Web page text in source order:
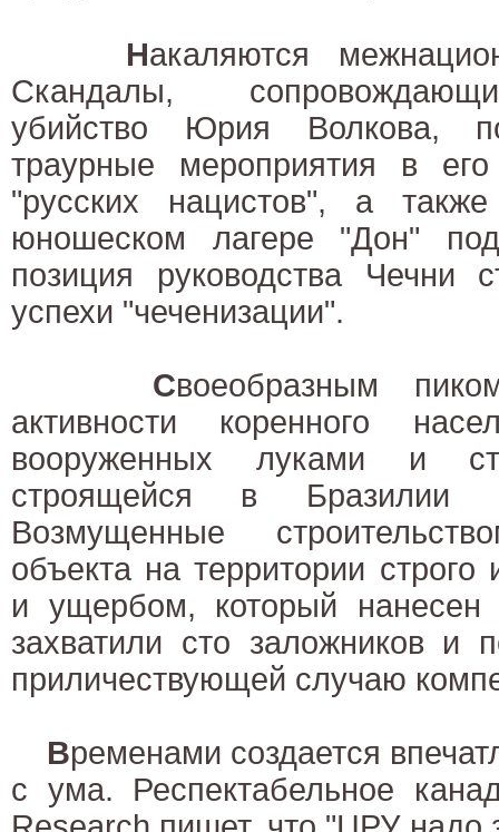
Накаляются
Скандалы,
убийство Юрия Волкова,
траурные мероприятия в
"русских нацистов", а
юношеском лагере "Дон"
позиция руководства Чечни
успехи "чеченизации".
Своеобразным
активности коренного
вооруженных луками и
строящейся в Бразилии
Возмущенные
объекта на территории строго
и ущербом, который нанесен
захватили сто заложников и
приличествующей случаю
Временами создается
с ума. Респектабельное